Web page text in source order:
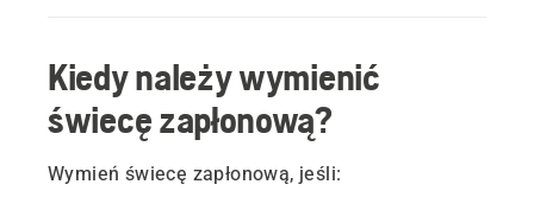
Kiedy należy wymienić
świecę zapłonową?
Wymień świecę zapłonową, jeśli: